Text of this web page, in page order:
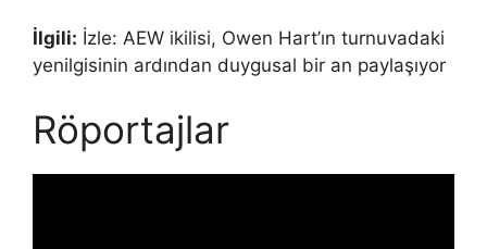
İlgili: İzle: AEW ikilisi, Owen Hart’ın turnuvadaki
yenilgisinin ardından duygusal bir an paylaşıyor
Röportajlar